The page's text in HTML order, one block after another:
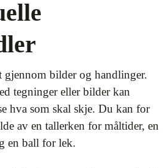
gjennom bilder og handlinger.
tegninger eller bilder kan
hva som skal skje. Du kan for
av en tallerken for måltider, en
en ball for lek.